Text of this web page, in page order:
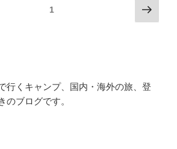
1
次
の
行くキャンプ、国内・海外の旅、登
のブログです。